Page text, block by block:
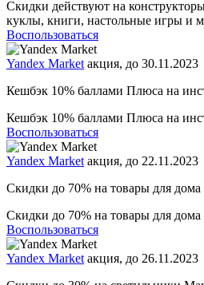
Скидки действуют на
куклы, книги, настольные игры и
Воспользоваться
Yandex Market акция, до 30.11.2023
Кешбэк 10% баллами Плюса на
Кешбэк 10% баллами Плюса на
Воспользоваться
Yandex Market акция, до 22.11.2023
Скидки до 70% на товары для дома
Скидки до 70% на товары для дома
Воспользоваться
Yandex Market акция, до 26.11.2023